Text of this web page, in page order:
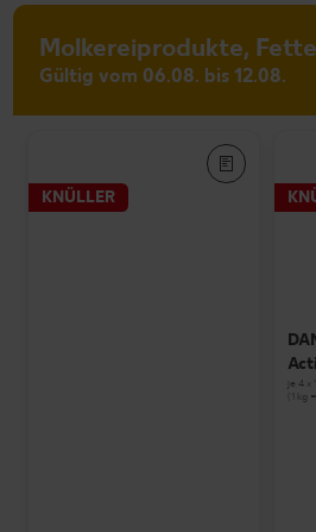
Molkereiprodukte, Fette
Gültig vom 06.08. bis 12.08.
KNÜLLER
je 4 x
(1 kg